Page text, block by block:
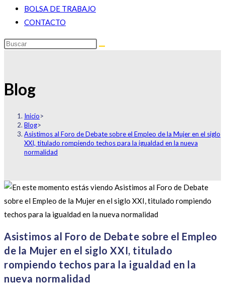
BOLSA DE TRABAJO
CONTACTO
Blog
Inicio>
Blog>
Asistimos al Foro de Debate sobre el Empleo de la Mujer en el siglo
XXI, titulado rompiendo techos para la igualdad en la nueva
normalidad
Asistimos al Foro de Debate sobre el Empleo
de la Mujer en el siglo XXI, titulado
rompiendo techos para la igualdad en la
nueva normalidad